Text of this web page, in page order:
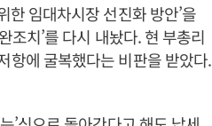
한 임대차시장 선진화 방안’을
조치’를 다시 내놨다. 현 부총리
항에 굴복했다는 비판을 받았다.